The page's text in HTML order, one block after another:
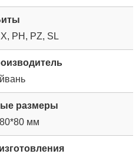
PH, PZ, SL
размеры
мм